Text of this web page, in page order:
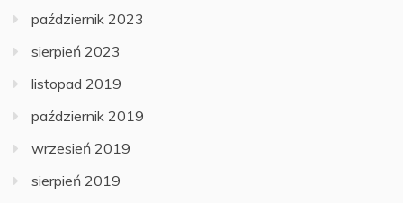
październik 2023
sierpień 2023
listopad 2019
październik 2019
wrzesień 2019
sierpień 2019